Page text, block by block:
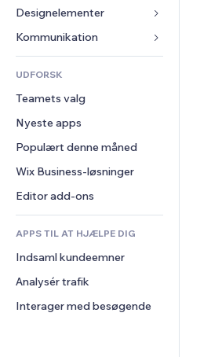
Hjemmesideregister
E-mail
Sælg-knapper
Bogføring
Kuponer og loyalitet
Lagerløsninger
Events
Restauranter
Ejendomshandel
Bookinger
Galleri
Musik
Podcasts
Fotografi
Video
PDF
Fildeling
Nyheder
Designelementer
Kort og Navigation
Privatliv & Sikkerhed
Ur
Sideskabeloner
Billedeffekter
Knapper og menuer
Bannere og badges
Lommeregnere
Søg
Vejr
Diagrammer og tabeller
Formularer
Meningsmålinger
Chat
Kommentarer
Telefon
Fællesskab
Anmeldelser og anbefalinger
CRM
UDFORSK
Teamets valg
Nyeste apps
Populært denne måned
Wix Business-løsninger
Editor add-ons
APPS TIL AT HJÆLPE DIG
Indsaml kundeemner
Analysér trafik
Interager med besøgende